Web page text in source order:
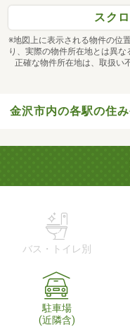
スク
※地図上に表示される物件の位
り、実際の物件所在地とは異な
正確な物件所在地は、取扱い
金沢市内の各駅の住
バス・トイレ別
駐車場
(近隣含)